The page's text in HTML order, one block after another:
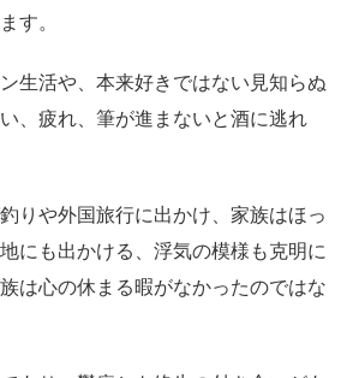
す。
生活や、本来好きではない見知らぬ
、疲れ、筆が進まないと酒に逃れ
りや外国旅行に出かけ、家族はほっ
にも出かける、浮気の模様も克明に
は心の休まる暇がなかったのではな